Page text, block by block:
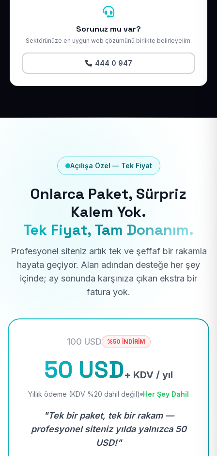
Sorunuz mu var?
Sektörünüze en uygun web çözümünü birlikte belirleyelim.
444 0 947
Açılışa Özel — Tek Fiyat
Onlarca Paket, Sürpriz
Kalem Yok.
Tek Fiyat, Tam Donanım.
Profesyonel siteniz artık tek ve şeffaf bir rakamla
hayata geçiyor. Alan adından desteğe her şey
içinde; ay sonunda karşınıza çıkan ekstra bir
fatura yok.
100 USD %50 İNDİRİM
50 USD+ KDV / yıl
Yıllık ödeme (KDV %20 dahil değil) Her Şey Dahil
"Tek bir paket, tek bir rakam —
profesyonel siteniz yılda yalnızca 50
USD!"